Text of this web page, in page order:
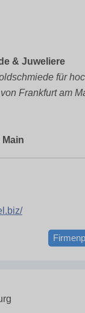
& Juweliere
für
Frankfurt am